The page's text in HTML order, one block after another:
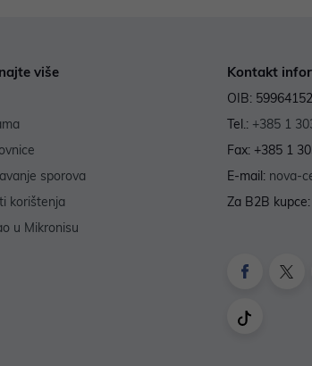
više
sporova
korištenja
u Mikronisu
Kontakt
OIB:
Tel.: +385 1
Fax: +385 1
E-mail: nova-
Za B2B kupce: